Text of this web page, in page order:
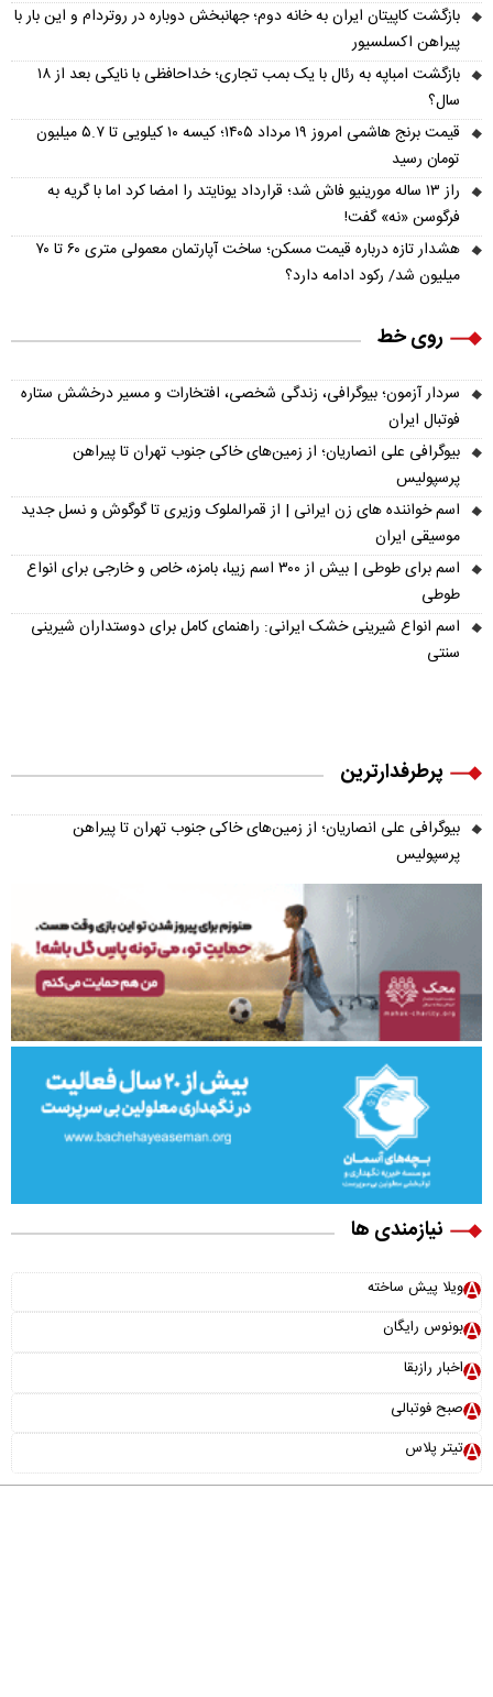
بازگشت کاپیتان ایران به خانه دوم؛ جهانبخش دوباره در روتردام و این بار با
پیراهن اکسلسیور
بازگشت امباپه به رئال با یک بمب تجاری؛ خداحافظی با نایکی بعد از ۱۸
سال؟
قیمت برنج هاشمی امروز ۱۹ مرداد ۱۴۰۵؛ کیسه ۱۰ کیلویی تا ۵.۷ میلیون
تومان رسید
راز ۱۳ ساله مورینیو فاش شد؛ قرارداد یونایتد را امضا کرد اما با گریه به
فرگوسن «نه» گفت!
هشدار تازه درباره قیمت مسکن؛ ساخت آپارتمان معمولی متری ۶۰ تا ۷۰
میلیون شد/ رکود ادامه دارد؟
روی خط
سردار آزمون؛ بیوگرافی، زندگی شخصی، افتخارات و مسیر درخشش ستاره
فوتبال ایران
بیوگرافی علی انصاریان؛ از زمین‌های خاکی جنوب تهران تا پیراهن
پرسپولیس
اسم خواننده های زن ایرانی | از قمرالملوک وزیری تا گوگوش و نسل جدید
موسیقی ایران
اسم برای طوطی | بیش از ۳۰۰ اسم زیبا، بامزه، خاص و خارجی برای انواع
طوطی
اسم انواع شیرینی خشک ایرانی: راهنمای کامل برای دوستداران شیرینی
سنتی
پرطرفدارترین
بیوگرافی علی انصاریان؛ از زمین‌های خاکی جنوب تهران تا پیراهن
پرسپولیس
نیازمندی ها
ویلا پیش ساخته
بونوس رایگان
اخبار رازبقا
صبح فوتبالی
تیتر پلاس